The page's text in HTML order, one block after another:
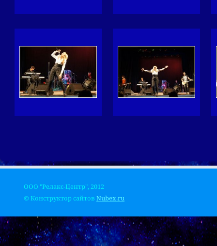
ООО "Релакс-Центр", 2012
© Конструктор сайтов Nubex.ru